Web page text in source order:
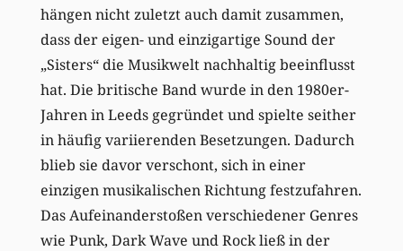
hängen nicht zuletzt auch damit zusammen,
dass der eigen- und einzigartige Sound der
„Sisters“ die Musikwelt nachhaltig beeinflusst
hat. Die britische Band wurde in den 1980er-
Jahren in Leeds gegründet und spielte seither
in häufig variierenden Besetzungen. Dadurch
blieb sie davor verschont, sich in einer
einzigen musikalischen Richtung festzufahren.
Das Aufeinanderstoßen verschiedener Genres
wie Punk, Dark Wave und Rock ließ in der